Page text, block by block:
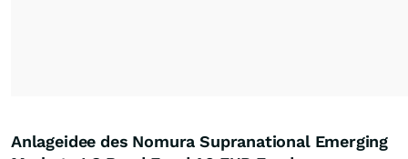
Anlageidee des Nomura Supranational Emerging